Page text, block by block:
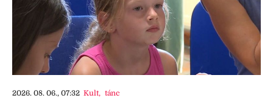
2026. 08. 06., 07:32 Kult, tánc